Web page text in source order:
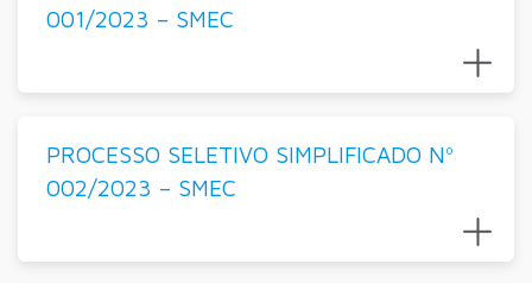
001/2023 – SMEC
PROCESSO SELETIVO SIMPLIFICADO Nº
002/2023 – SMEC